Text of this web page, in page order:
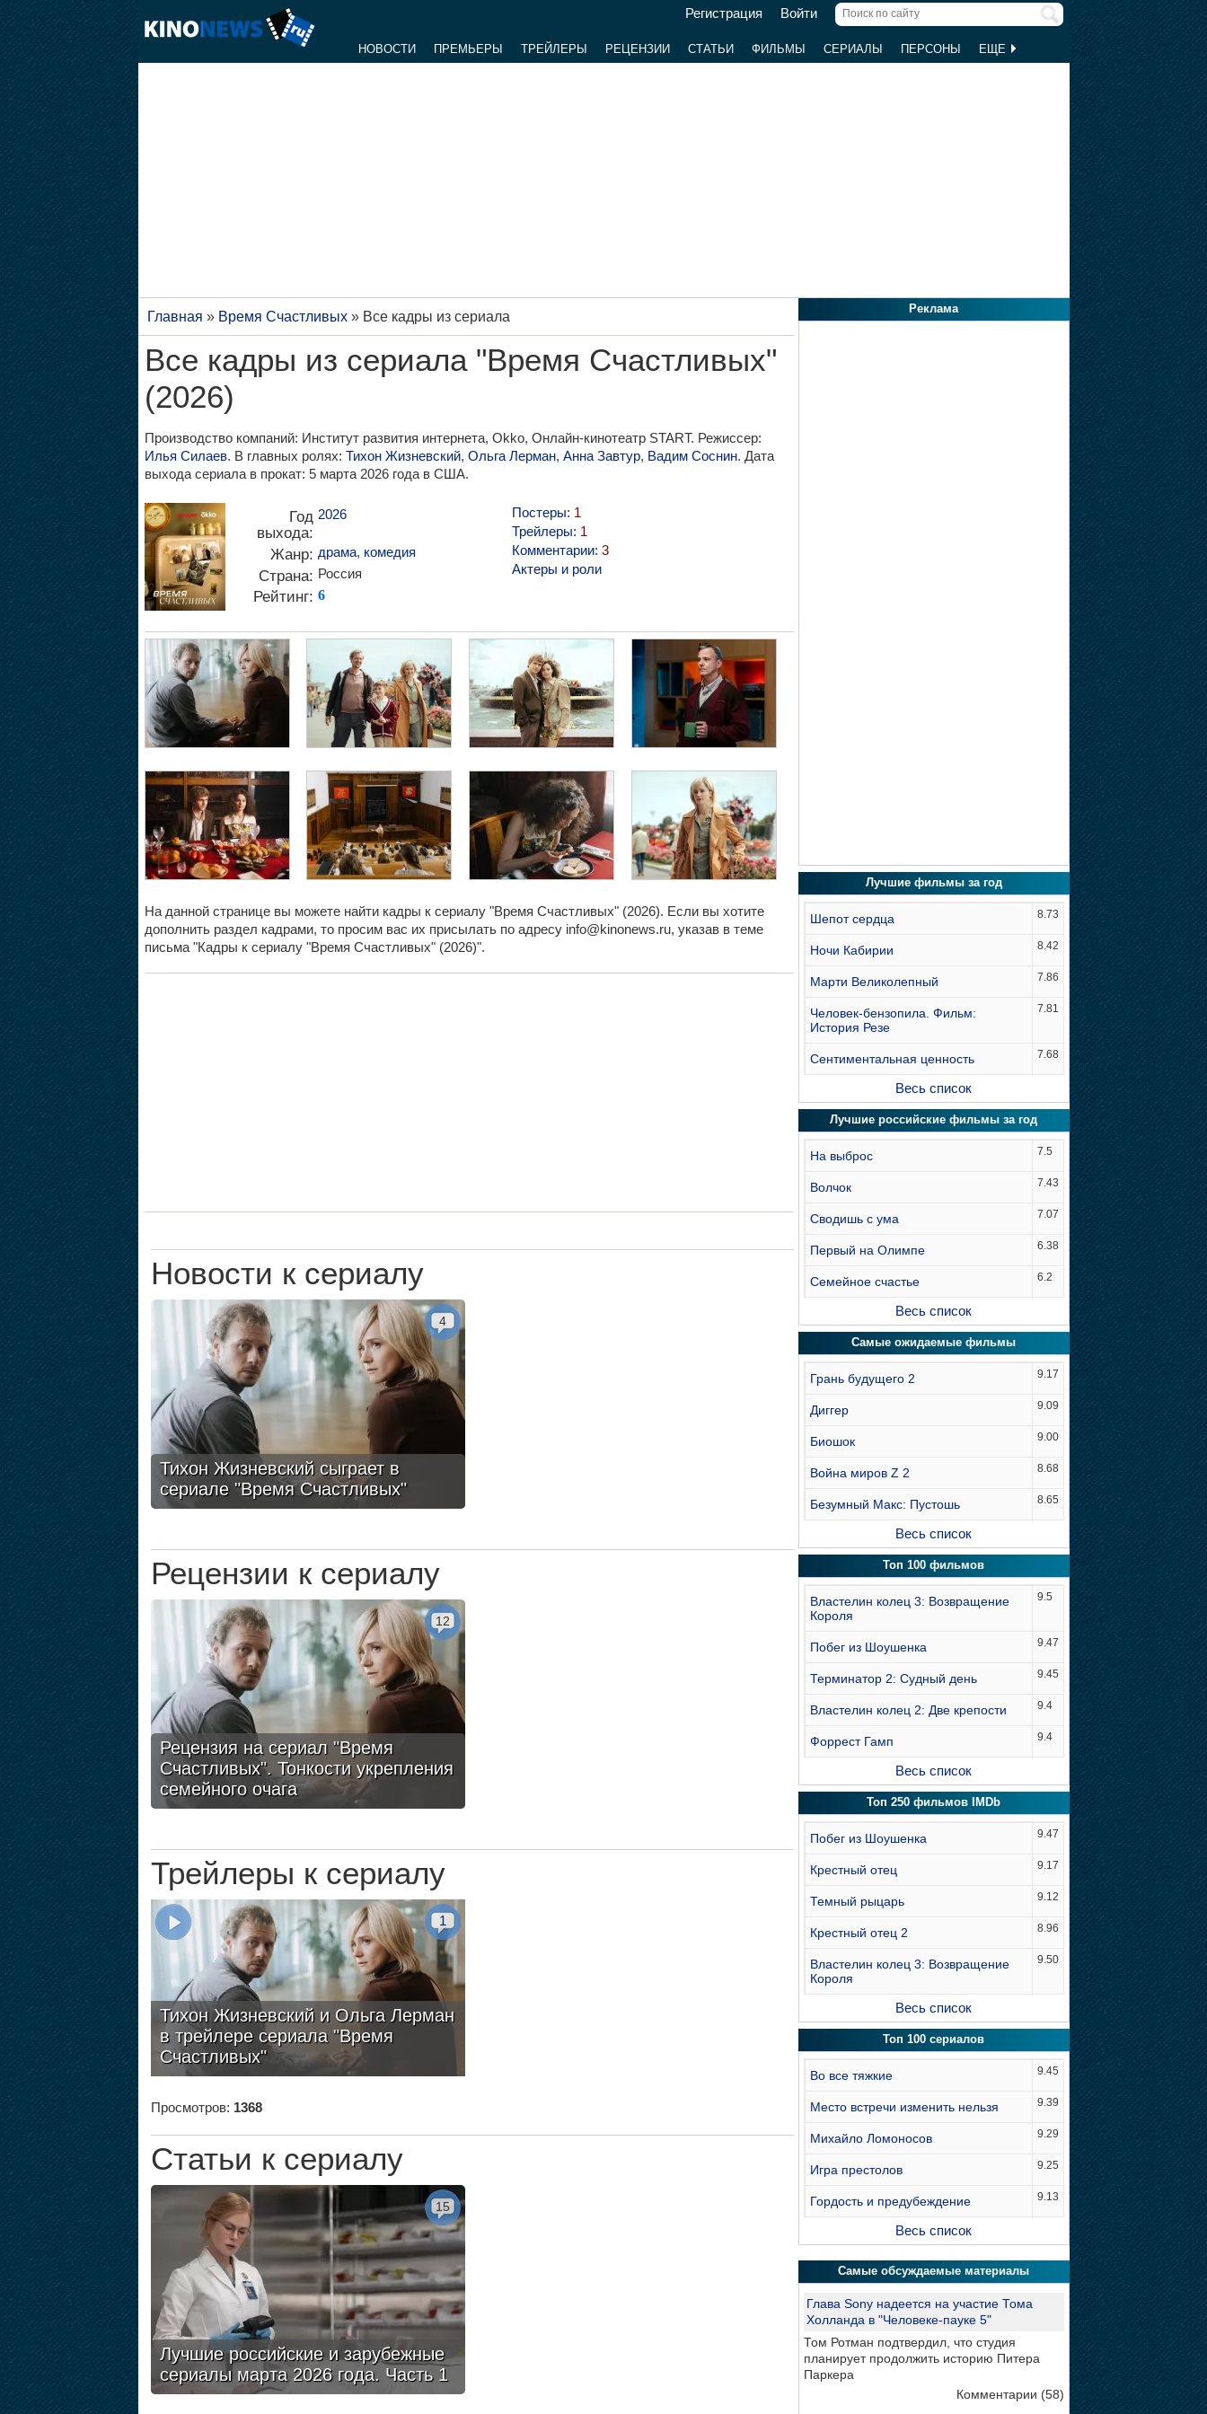
Регистрация Войти
НОВОСТИ ПРЕМЬЕРЫ ТРЕЙЛЕРЫ РЕЦЕНЗИИ СТАТЬИ ФИЛЬМЫ СЕРИАЛЫ ПЕРСОНЫ ЕЩЕ
Главная » Время Счастливых» Все кадры из сериала
Все кадры из сериала "Время Счастливых"
(2026)
Производство компаний: Институт развития интернета, Okko, Онлайн-кинотеатр START. Режиссер:
Илья Силаев. В главных ролях: Тихон Жизневский, Ольга Лерман, Анна Завтур, Вадим Соснин. Дата
выхода сериала в прокат: 5 марта 2026 года в США.
Год
выхода:
2026
Жанр: драма, комедия
Страна: Россия
Рейтинг: 6
Постеры: 1
Трейлеры: 1
Комментарии: 3
Актеры и роли
На данной странице вы можете найти кадры к сериалу "Время Счастливых" (2026). Если вы хотите
дополнить раздел кадрами, то просим вас их присылать по адресу info@kinonews.ru, указав в теме
письма "Кадры к сериалу "Время Счастливых" (2026)".
Новости к сериалу
Тихон Жизневский сыграет в
сериале "Время Счастливых"
4
Рецензии к сериалу
Рецензия на сериал "Время
Счастливых". Тонкости укрепления
семейного очага
12
Трейлеры к сериалу
Тихон Жизневский и Ольга Лерман
в трейлере сериала "Время
Счастливых"
1
Просмотров: 1368
Статьи к сериалу
Лучшие российские и зарубежные
сериалы марта 2026 года. Часть 1
15
Реклама
Лучшие фильмы за год
Шепот сердца 8.73
Ночи Кабирии 8.42
Марти Великолепный 7.86
Человек-бензопила. Фильм:
История Резе
7.81
Сентиментальная ценность 7.68
Весь список
Лучшие российские фильмы за год
На выброс 7.5
Волчок 7.43
Сводишь с ума 7.07
Первый на Олимпе 6.38
Семейное счастье 6.2
Весь список
Самые ожидаемые фильмы
Грань будущего 2 9.17
Диггер 9.09
Биошок 9.00
Война миров Z 2 8.68
Безумный Макс: Пустошь 8.65
Весь список
Топ 100 фильмов
Властелин колец 3: Возвращение
Короля
9.5
Побег из Шоушенка 9.47
Терминатор 2: Судный день 9.45
Властелин колец 2: Две крепости 9.4
Форрест Гамп 9.4
Весь список
Топ 250 фильмов IMDb
Побег из Шоушенка 9.47
Крестный отец 9.17
Темный рыцарь 9.12
Крестный отец 2 8.96
Властелин колец 3: Возвращение
Короля
9.50
Весь список
Топ 100 сериалов
Во все тяжкие 9.45
Место встречи изменить нельзя 9.39
Михайло Ломоносов 9.29
Игра престолов 9.25
Гордость и предубеждение 9.13
Весь список
Самые обсуждаемые материалы
Глава Sony надеется на участие Тома
Холланда в "Человеке-пауке 5"
Том Ротман подтвердил, что студия
планирует продолжить историю Питера
Паркера
Комментарии (58)